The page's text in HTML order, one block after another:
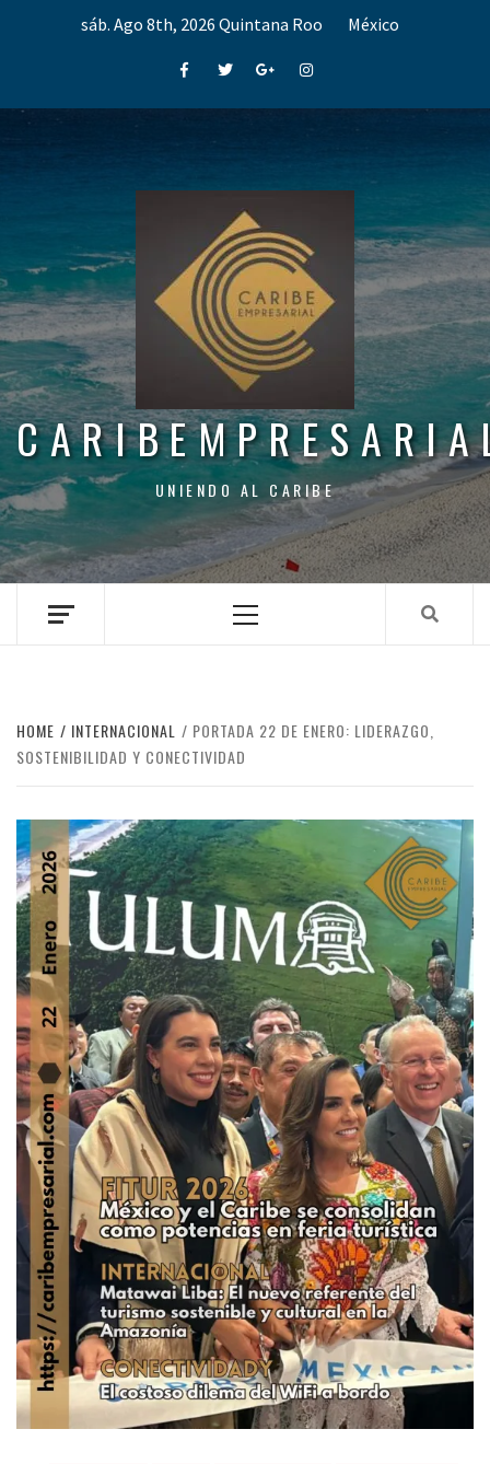
sáb. Ago 8th, 2026 Quintana Roo México
FacebookTwitterGoogle+Instagram
UNIENDO AL CARIBE
Menu
HOME INTERNACIONAL
PORTADA 22 DE ENERO: LIDERAZGO,
SOSTENIBILIDAD Y CONECTIVIDAD